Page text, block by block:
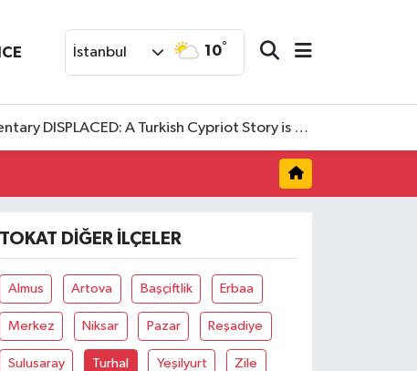
İstanbul 10°
A Turkish Cypriot Story is now available to watch
TOKAT DIĞER İLÇELER
Almus Artova Başçiftlik Erbaa
Merkez Niksar Pazar Reşadiye
Sulusaray Turhal Yeşilyurt Zile